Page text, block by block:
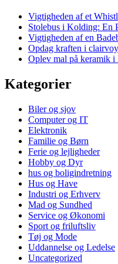
Vigtigheden af et
Stolebus i Kolding: En
Vigtigheden af en
Opdag kraften i
Oplev mal på keramik i
Kategorier
Biler og sjov
Computer og IT
Elektronik
Familie og Børn
Ferie og lejligheder
Hobby og Dyr
hus og boligindretning
Hus og Have
Industri og Erhverv
Mad og Sundhed
Service og Økonomi
Sport og friluftsliv
Tøj og Mode
Uddannelse og Ledelse
Uncategorized